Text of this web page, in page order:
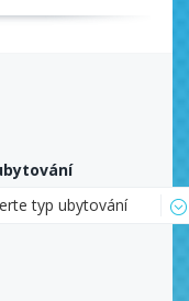
typ ubytování